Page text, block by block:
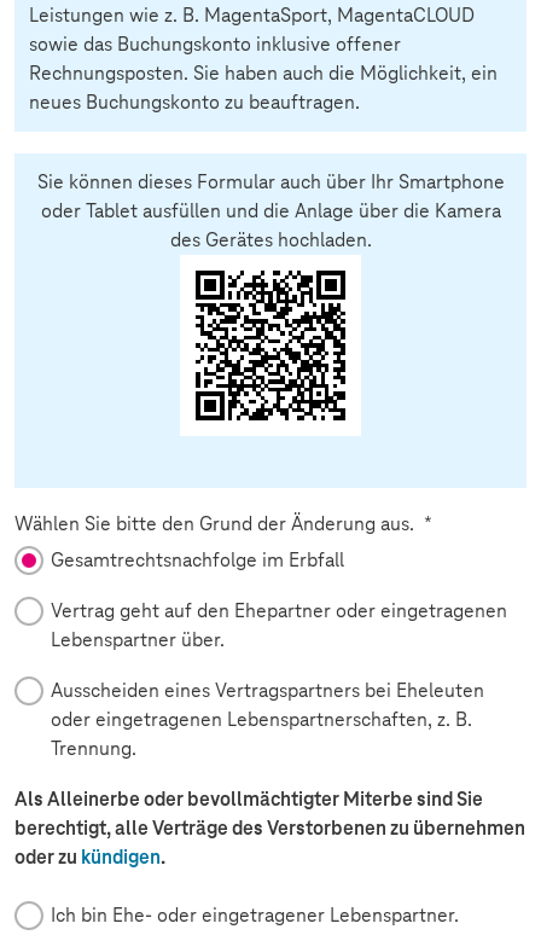
Leistungen wie z. B. MagentaSport, MagentaCLOUD
sowie das Buchungskonto inklusive offener
Rechnungsposten. Sie haben auch die Möglichkeit, ein
neues Buchungskonto zu beauftragen.
Sie können dieses Formular auch über Ihr Smartphone
oder Tablet ausfüllen und die Anlage über die Kamera
des Gerätes hochladen.
Wählen Sie bitte den Grund der Änderung aus. Pflichtfeld
*
Gesamtrechtsnachfolge im Erbfall
Vertrag geht auf den Ehepartner oder eingetragenen
Lebenspartner über.
Ausscheiden eines Vertragspartners bei Eheleuten
oder eingetragenen Lebenspartnerschaften, z. B.
Trennung.
Als Alleinerbe oder bevollmächtigter Miterbe sind Sie
berechtigt, alle Verträge des Verstorbenen zu übernehmen
oder zu kündigen.
Ich bin Ehe- oder eingetragener Lebenspartner.